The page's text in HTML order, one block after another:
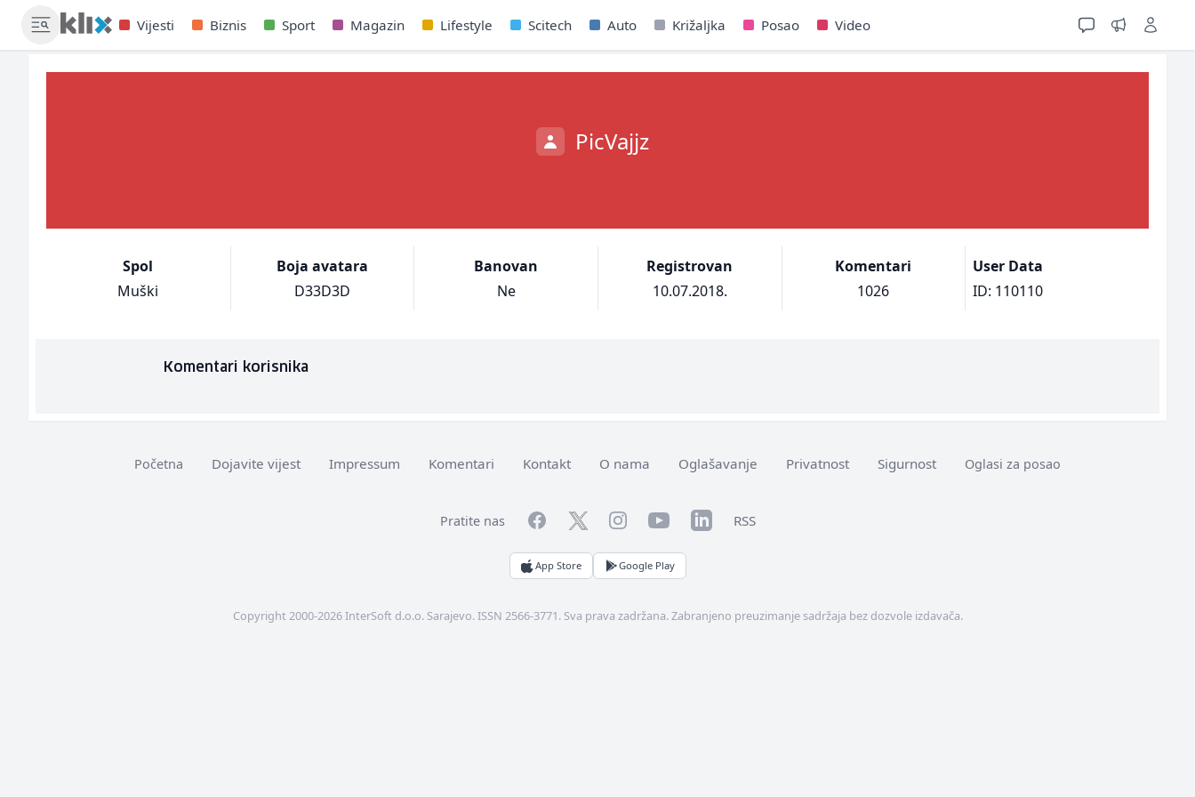
Vijesti Biznis Sport Magazin Lifestyle Scitech Auto Križaljka Posao Video
PicVajjz
Spol
Muški
Boja avatara
D33D3D
Banovan
Ne
Registrovan
10.07.2018.
Komentari
1026
User Data
ID: 110110
Komentari korisnika
Početna Dojavite vijest Impressum Komentari Kontakt O nama Oglašavanje Privatnost Sigurnost Oglasi za posao
Pratite nas FacebookTwitterInstagramYouTubeLinkedInRSS
App Store Google Play
Copyright 2000-2026 InterSoft d.o.o. Sarajevo. ISSN 2566-3771. Sva prava zadržana. Zabranjeno preuzimanje sadržaja bez dozvole izdavača.